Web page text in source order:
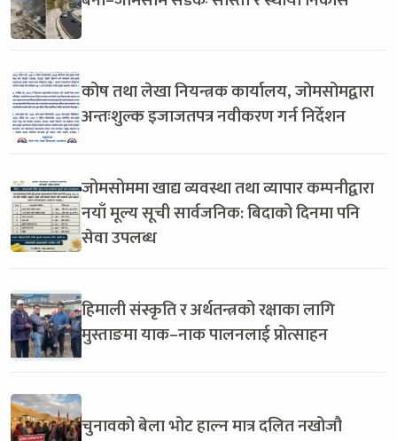
कोष तथा लेखा नियन्त्रक कार्यालय, जोमसोमद्वारा
अन्तःशुल्क इजाजतपत्र नवीकरण गर्न निर्देशन
जोमसोममा खाद्य व्यवस्था तथा व्यापार कम्पनीद्वारा
नयाँ मूल्य सूची सार्वजनिक: बिदाको दिनमा पनि
सेवा उपलब्ध
हिमाली संस्कृति र अर्थतन्त्रको रक्षाका लागि
मुस्ताङमा याक–नाक पालनलाई प्रोत्साहन
चुनावको बेला भोट हाल्न मात्र दलित नखोजौ